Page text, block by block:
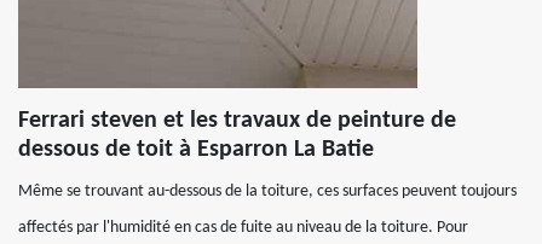
Ferrari steven et les travaux de peinture de
dessous de toit à Esparron La Batie
Même se trouvant au-dessous de la toiture, ces surfaces peuvent toujours
affectés par l'humidité en cas de fuite au niveau de la toiture. Pour